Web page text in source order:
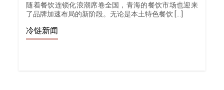
随着餐饮连锁化浪潮席卷全国，青海的餐饮市场也迎来
了品牌加速布局的新阶段。无论是本土特色餐饮 […]
冷链新闻